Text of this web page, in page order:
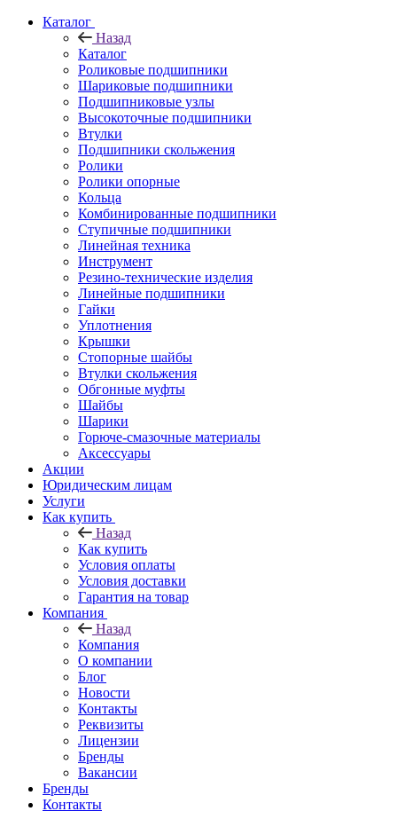
Каталог
Назад
Каталог
Роликовые подшипники
Шариковые подшипники
Подшипниковые узлы
Высокоточные подшипники
Втулки
Подшипники скольжения
Ролики
Ролики опорные
Кольца
Комбинированные подшипники
Ступичные подшипники
Линейная техника
Инструмент
Резино-технические изделия
Линейные подшипники
Гайки
Уплотнения
Крышки
Стопорные шайбы
Втулки скольжения
Обгонные муфты
Шайбы
Шарики
Горюче-смазочные материалы
Аксессуары
Акции
Юридическим лицам
Услуги
Как купить
Назад
Как купить
Условия оплаты
Условия доставки
Гарантия на товар
Компания
Назад
Компания
О компании
Блог
Новости
Контакты
Реквизиты
Лицензии
Бренды
Вакансии
Бренды
Контакты